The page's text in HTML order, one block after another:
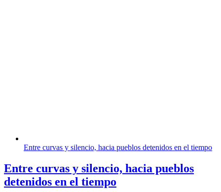
Entre curvas y silencio, hacia pueblos detenidos en el tiempo
Entre curvas y silencio, hacia pueblos
detenidos en el tiempo